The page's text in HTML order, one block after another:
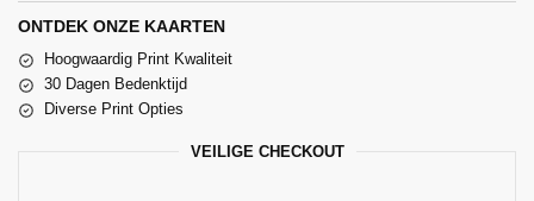
ONTDEK ONZE KAARTEN
Hoogwaardig Print Kwaliteit
30 Dagen Bedenktijd
Diverse Print Opties
VEILIGE CHECKOUT